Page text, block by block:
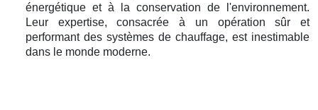
énergétique et à la conservation de l'environnement.
Leur expertise, consacrée à un opération sûr et
performant des systèmes de chauffage, est inestimable
dans le monde moderne.